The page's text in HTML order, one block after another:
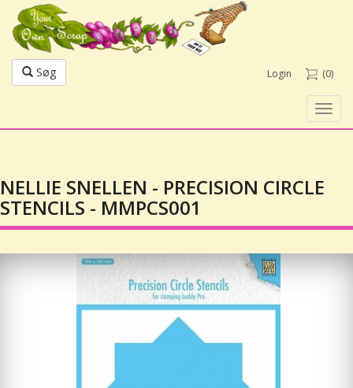
Søg Login (0)
NELLIE SNELLEN - PRECISION CIRCLE
STENCILS - MMPCS001